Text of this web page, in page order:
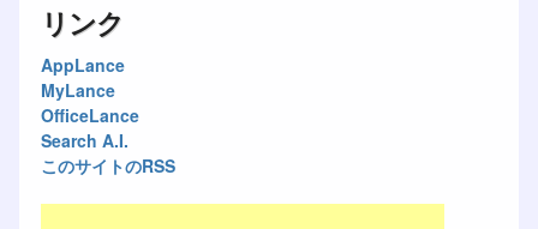
リンク
AppLance
MyLance
OfficeLance
Search A.I.
このサイトのRSS